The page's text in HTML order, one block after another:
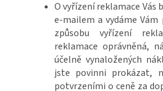
O vyřízení reklamace Vás
e-mailem a vydáme
způsobu vyřízení
reklamace oprávněná,
účelně vynaložených
jste povinni prokázat,
potvrzeními o ceně za